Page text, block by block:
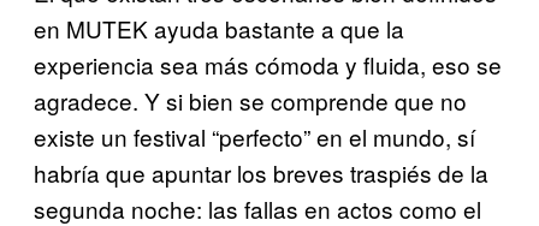
en MUTEK ayuda bastante a que la
experiencia sea más cómoda y fluida, eso se
agradece. Y si bien se comprende que no
existe un festival “perfecto” en el mundo, sí
habría que apuntar los breves traspiés de la
segunda noche: las fallas en actos como el